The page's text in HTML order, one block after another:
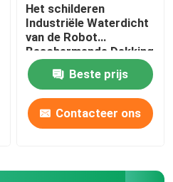
Het schilderen
Industriële Waterdicht
van de Robot
Beschermende Dekking
Beste prijs
Contacteer ons